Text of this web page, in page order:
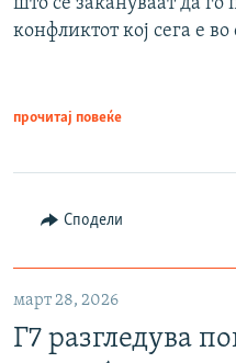
конфликтот кој сега е во
прочитај повеќе
Сподели
март 28, 2026
Г7 разгледува